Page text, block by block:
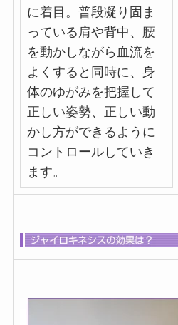
に着目。普段凝り固ま
っている肩や背中、腰
を動かしながら血流を
よくすると同時に、身
体のゆがみを把握して
正しい姿勢、正しい動
かし方ができるように
コントロールしていき
ます。